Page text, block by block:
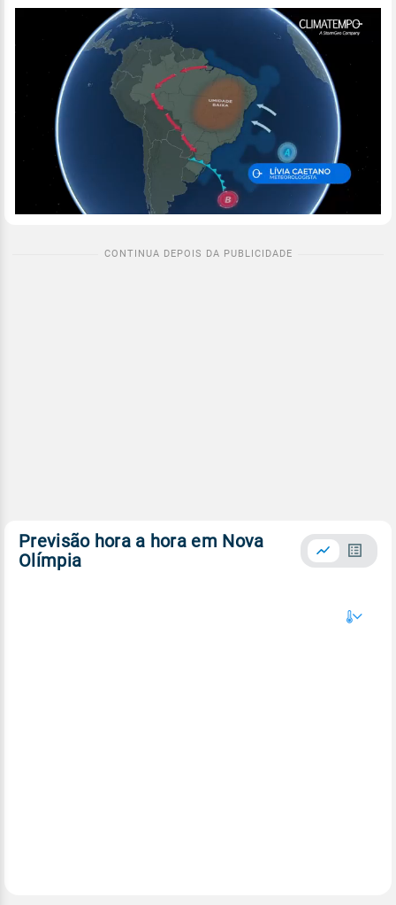
Previsão hora a hora em Nova
Olímpia